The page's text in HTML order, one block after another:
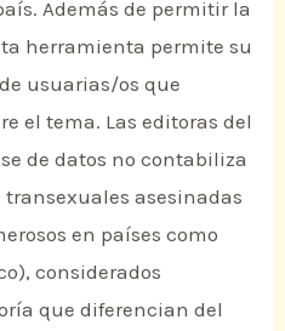
Además de permitir la
herramienta permite su
usuarias/os que
el tema. Las editoras del
de datos no contabiliza
asesinadas
en países como
considerados
que diferencian del